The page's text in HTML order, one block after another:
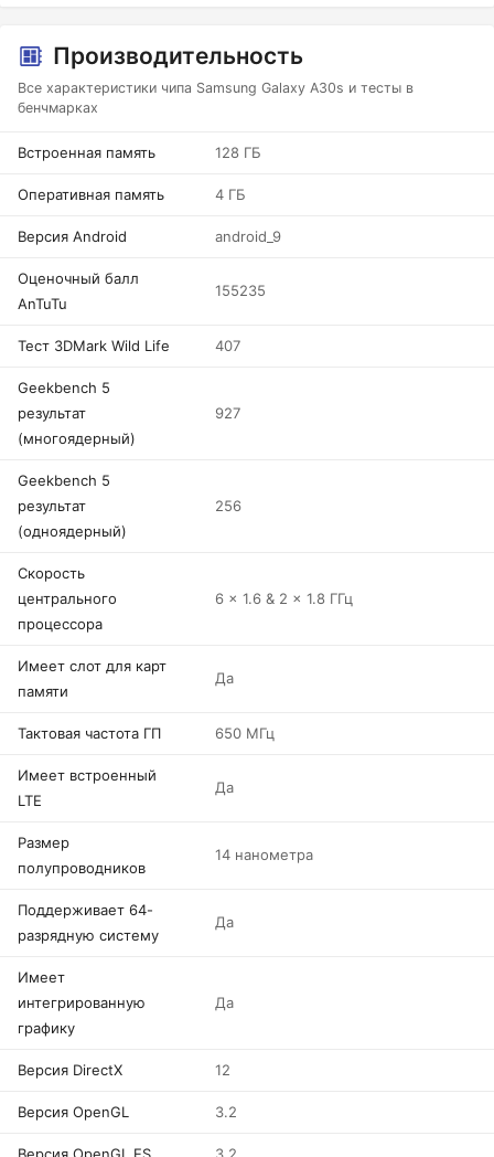
Производительность
Все характеристики чипа Samsung Galaxy A30s и тесты в
бенчмарках
Встроенная память 128 ГБ
Оперативная память 4 ГБ
Версия Android android_9
Оценочный балл
AnTuTu
155235
Тест 3DMark Wild Life 407
Geekbench 5
результат
(многоядерный)
927
Geekbench 5
результат
(одноядерный)
256
Скорость
центрального
процессора
6 x 1.6 & 2 x 1.8 ГГц
Имеет слот для карт
памяти
Да
Тактовая частота ГП 650 МГц
Имеет встроенный
LTE
Да
Размер
полупроводников
14 нанометра
Поддерживает 64-
разрядную систему
Да
Имеет
интегрированную
графику
Да
Версия DirectX 12
Версия OpenGL 3.2